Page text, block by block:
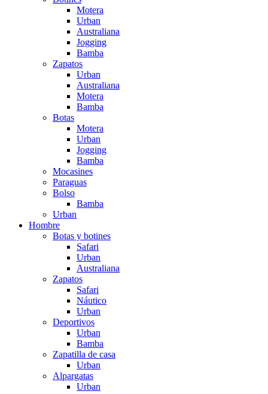
Motera
Urban
Australiana
Jogging
Bamba
Zapatos
Urban
Australiana
Motera
Bamba
Botas
Motera
Urban
Jogging
Bamba
Mocasines
Paraguas
Bolso
Bamba
Urban
Hombre
Botas y botines
Safari
Urban
Australiana
Zapatos
Safari
Náutico
Urban
Deportivos
Urban
Bamba
Zapatilla de casa
Urban
Alpargatas
Urban